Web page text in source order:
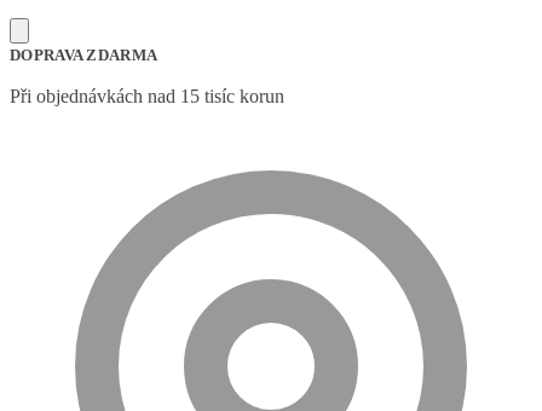
DOPRAVA ZDARMA
Při objednávkách nad 15 tisíc korun